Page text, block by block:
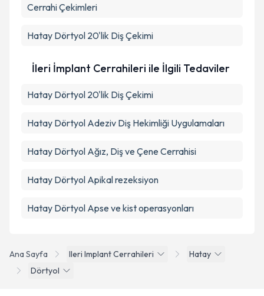
Ana Sayfa Ileri Implant Cerrahileri
Hatay
Dörtyol
Cerrahi Çekimleri
Hatay Dörtyol 20'lik Diş Çekimi
İleri İmplant Cerrahileri ile İlgili Tedaviler
Hatay Dörtyol 20'lik Diş Çekimi
Hatay Dörtyol Adeziv Diş Hekimliği Uygulamaları
Hatay Dörtyol Ağız, Diş ve Çene Cerrahisi
Hatay Dörtyol Apikal rezeksiyon
Hatay Dörtyol Apse ve kist operasyonları